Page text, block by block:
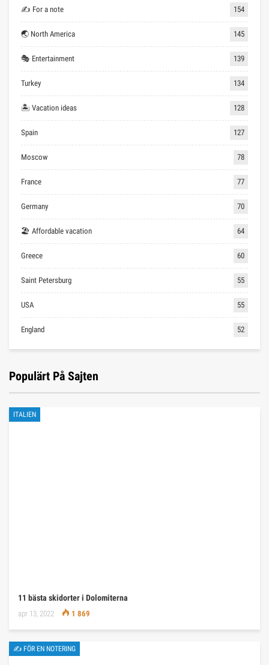
✍ For a note 154
🌏 North America 145
🎭 Entertainment 139
Turkey 134
🏝 Vacation ideas 128
Spain 127
Moscow 78
France 77
Germany 70
🏖 Affordable vacation 64
Greece 60
Saint Petersburg 55
USA 55
England 52
Populärt På Sajten
ITALIEN
11 bästa skidorter i Dolomiterna
apr 13, 2022 1 869
✍ FÖR EN NOTERING